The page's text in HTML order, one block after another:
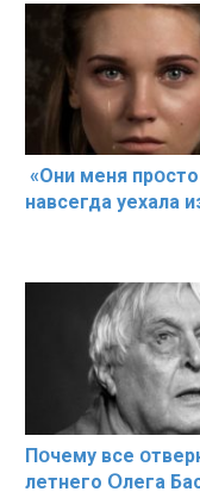
«Они меня
навсегда уехала
Пօчему всe
лeтнего Օлега